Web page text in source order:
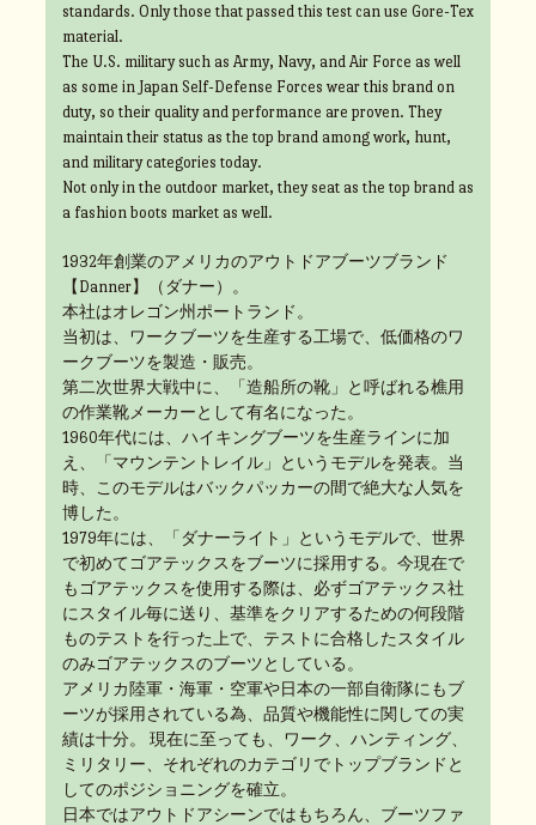
standards. Only those that passed this test can use Gore-Tex
material.
The U.S. military such as Army, Navy, and Air Force as well
as some in Japan Self-Defense Forces wear this brand on
duty, so their quality and performance are proven. They
maintain their status as the top brand among work, hunt,
and military categories today.
Not only in the outdoor market, they seat as the top brand as
a fashion boots market as well.
1932年創業のアメリカのアウトドアブーツブランド
【Danner】（ダナー）。
本社はオレゴン州ポートランド。
当初は、ワークブーツを生産する工場で、低価格のワ
ークブーツを製造・販売。
第二次世界大戦中に、「造船所の靴」と呼ばれる樵用
の作業靴メーカーとして有名になった。
1960年代には、ハイキングブーツを生産ラインに加
え、「マウンテントレイル」というモデルを発表。当
時、このモデルはバックパッカーの間で絶大な人気を
博した。
1979年には、「ダナーライト」というモデルで、世界
で初めてゴアテックスをブーツに採用する。今現在で
もゴアテックスを使用する際は、必ずゴアテックス社
にスタイル毎に送り、基準をクリアするための何段階
ものテストを行った上で、テストに合格したスタイル
のみゴアテックスのブーツとしている。
アメリカ陸軍・海軍・空軍や日本の一部自衛隊にもブ
ーツが採用されている為、品質や機能性に関しての実
績は十分。 現在に至っても、ワーク、ハンティング、
ミリタリー、それぞれのカテゴリでトップブランドと
してのポジショニングを確立。
日本ではアウトドアシーンではもちろん、ブーツファ